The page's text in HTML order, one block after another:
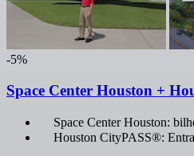
-5%
Space Center Houston +
Space Center Houston:
Houston CityPASS®: